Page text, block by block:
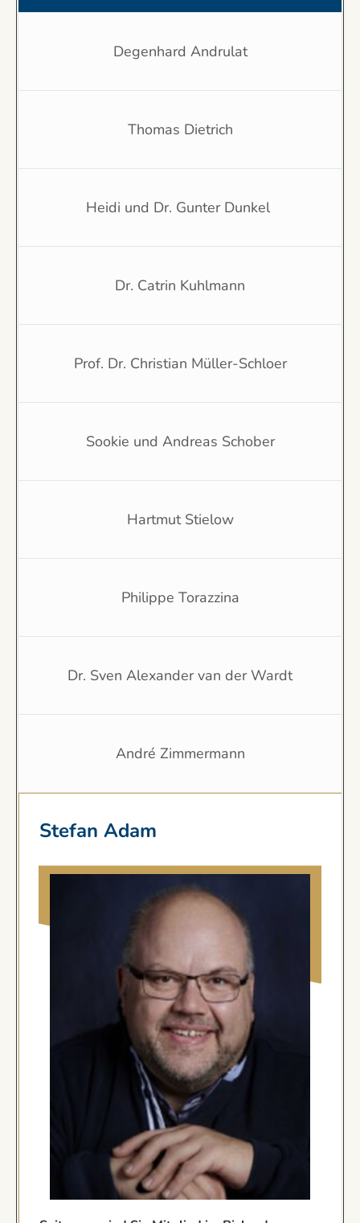
Degenhard Andrulat
Thomas Dietrich
Heidi und Dr. Gunter Dunkel
Dr. Catrin Kuhlmann
Prof. Dr. Christian Müller-Schloer
Sookie und Andreas Schober
Hartmut Stielow
Philippe Torazzina
Dr. Sven Alexander van der Wardt
André Zimmermann
Stefan Adam